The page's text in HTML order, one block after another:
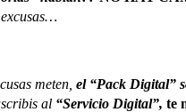
meten, el “Pack Digital”
al “Servicio Digital”, te